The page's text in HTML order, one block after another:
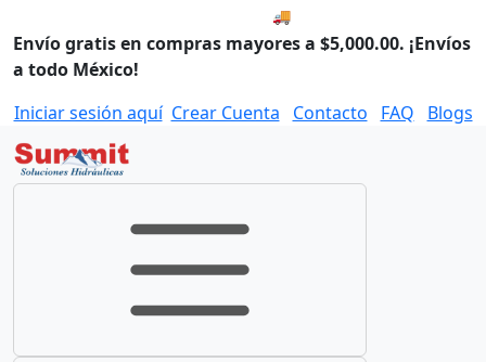
🚚 Compra antes de las
Envío gratis en compras mayores a $5,000.00. ¡Envíos
a todo México!
Iniciar sesión aquí Crear Cuenta Contacto FAQ Blogs